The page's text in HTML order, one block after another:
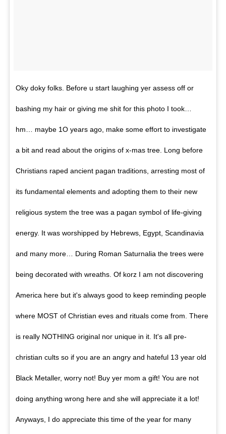
Oky doky folks. Before u start laughing yer assess off or
bashing my hair or giving me shit for this photo I took…
hm… maybe 1O years ago, make some effort to investigate
a bit and read about the origins of x-mas tree. Long before
Christians raped ancient pagan traditions, arresting most of
its fundamental elements and adopting them to their new
religious system the tree was a pagan symbol of life-giving
energy. It was worshipped by Hebrews, Egypt, Scandinavia
and many more… During Roman Saturnalia the trees were
being decorated with wreaths. Of korz I am not discovering
America here but it's always good to keep reminding people
where MOST of Christian eves and rituals come from. There
is really NOTHING original nor unique in it. It's all pre-
christian cults so if you are an angry and hateful 13 year old
Black Metaller, worry not! Buy yer mom a gift! You are not
doing anything wrong here and she will appreciate it a lot!
Anyways, I do appreciate this time of the year for many